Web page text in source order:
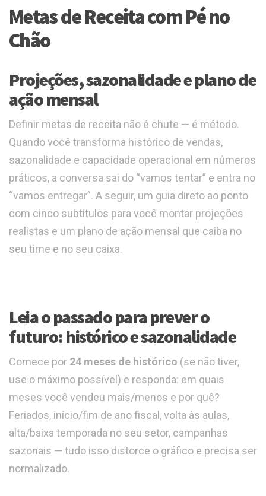
Metas de Receita com Pé no
Chão
Projeções, sazonalidade e plano de
ação mensal
Definir metas de receita não é chute — é método.
Quando você transforma histórico de vendas,
sazonalidade e capacidade operacional em números
práticos, a conversa sai do “vamos tentar” e entra no
“vamos entregar”. A seguir, um guia direto ao ponto
com cinco subtítulos para você montar projeções
realistas e um plano de ação mensal que caiba no
seu time e no seu caixa.
Leia o passado para prever o
futuro: histórico e sazonalidade
Comece por 24 meses de histórico (se não tiver,
use o máximo possível) e responda: em quais
meses você vendeu mais/menos e por quê?
Feriados, início/fim de ano fiscal, volta às aulas,
alta/baixa temporada no seu setor, campanhas
sazonais — tudo isso distorce o gráfico e precisa ser
normalizado.